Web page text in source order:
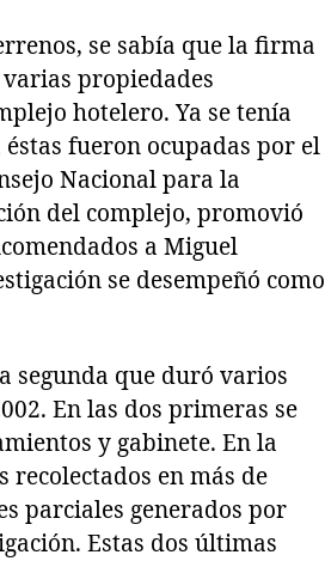
se sabía que la firma
propiedades
hotelero. Ya se tenía
fueron ocupadas por el
Nacional para la
del complejo, promovió
a Miguel
se desempeñó como
segunda que duró varios
En las dos primeras se
y gabinete. En la
en más de
parciales generados por
Estas dos últimas